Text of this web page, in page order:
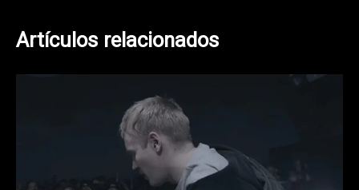
Artículos relacionados